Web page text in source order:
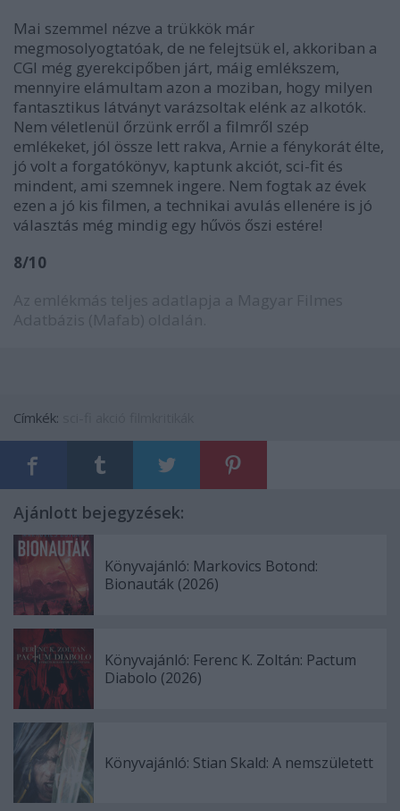
Mai szemmel nézve a trükkök már
megmosolyogtatóak, de ne felejtsük el, akkoriban a
CGI még gyerekcipőben járt, máig emlékszem,
mennyire elámultam azon a moziban, hogy milyen
fantasztikus látványt varázsoltak elénk az alkotók.
Nem véletlenül őrzünk erről a filmről szép
emlékeket, jól össze lett rakva, Arnie a fénykorát élte,
jó volt a forgatókönyv, kaptunk akciót, sci-fit és
mindent, ami szemnek ingere. Nem fogtak az évek
ezen a jó kis filmen, a technikai avulás ellenére is jó
választás még mindig egy hűvös őszi estére!
8/10
Címkék:
Ajánlott bejegyzések:
Könyvajánló: Markovics Botond:
Bionauták (2026)
Könyvajánló: Ferenc K. Zoltán: Pactum
Diabolo (2026)
Könyvajánló: Stian Skald: A nemszületett